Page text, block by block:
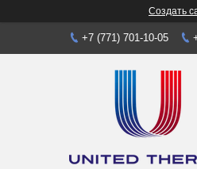
Создать
+7 (771) 701-10-05